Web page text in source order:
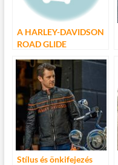
A HARLEY-DAVIDSON
ROAD GLIDE
ASZFALTRÓL
Stílus és önkifejezés